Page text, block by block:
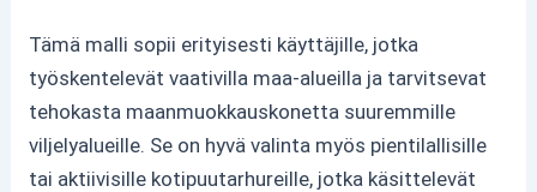
Tämä malli sopii erityisesti käyttäjille, jotka
työskentelevät vaativilla maa-alueilla ja tarvitsevat
tehokasta maanmuokkauskonetta suuremmille
viljelyalueille. Se on hyvä valinta myös pientilallisille
tai aktiivisille kotipuutarhureille, jotka käsittelevät